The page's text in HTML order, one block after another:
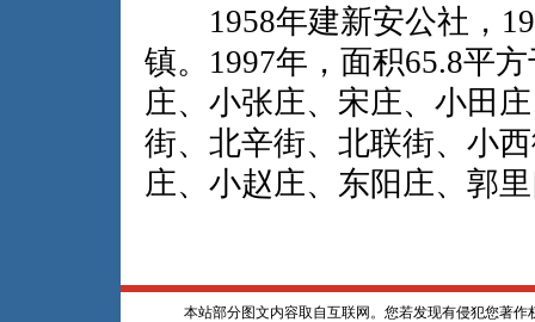
1958年建新安公社，
镇。1997年，面积65.8平
庄、小张庄、宋庄、小田
街、北辛街、北联街、小
庄、小赵庄、东阳庄、郭
本站部分图文内容取自互联网。您若发现有侵犯您著